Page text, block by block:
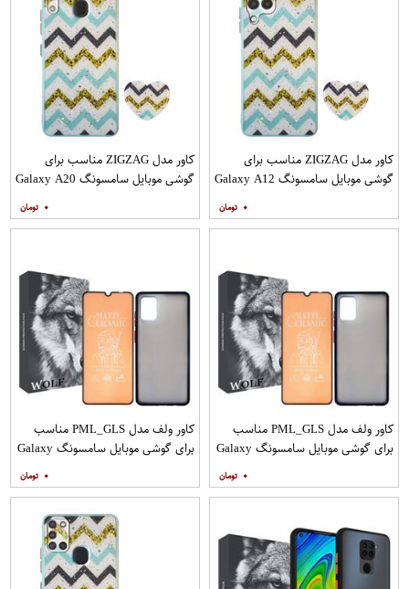
کاور مدل ZIGZAG مناسب برای
گوشی موبایل سامسونگ Galaxy A12
۰
کاور مدل ZIGZAG مناسب برای
گوشی موبایل سامسونگ Galaxy A20
۰
کاور ولف مدل PML_GLS مناسب
برای گوشی موبایل سامسونگ Galaxy
۰
کاور ولف مدل PML_GLS مناسب
برای گوشی موبایل سامسونگ Galaxy
مات
۰